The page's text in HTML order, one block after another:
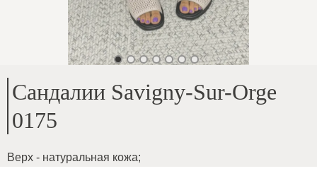
Сандалии Savigny-Sur-Orge
0175
Верх - натуральная кожа;